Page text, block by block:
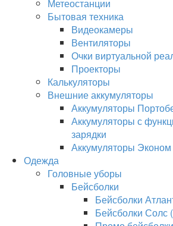
Метеостанции
Бытовая техника
Видеокамеры
Вентиляторы
Очки виртуальной
Проекторы
Калькуляторы
Внешние аккумуляторы
Аккумуляторы
Аккумуляторы с
зарядки
Аккумуляторы Эконом
Одежда
Головные уборы
Бейсболки
Бейсболки
Бейсболки Солс